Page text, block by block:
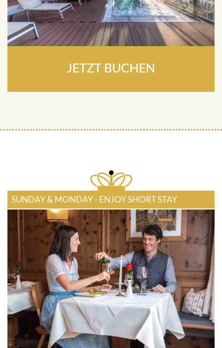
JETZT BUCHEN
SUNDAY & MONDAY - ENJOY SHORT STAY